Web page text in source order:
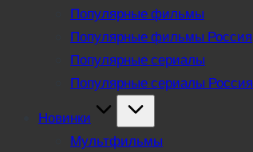
Популярные фильмы
Популярные фильмы Россия
Популярные сериалы
Популярные сериалы Россия
Новинки
Мультфильмы